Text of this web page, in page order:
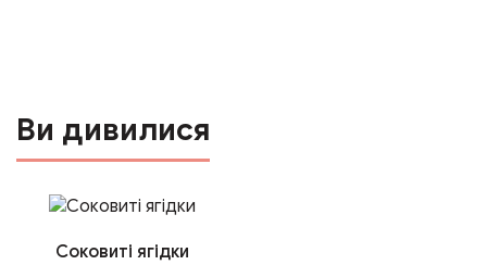
Ви дивилися
Соковиті ягідки